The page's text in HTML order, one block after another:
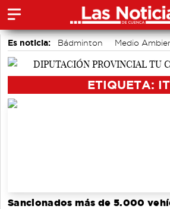
Es noticia: Bádminton
Medio
Actividades culturales en Cuenca
ETIQUETA:
Sancionados más de 5.000